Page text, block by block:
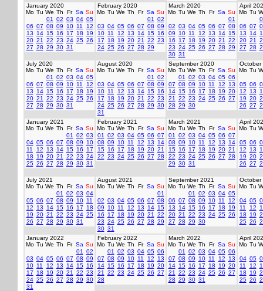
January 2020
Mo Tu We Th Fr Sa Su
01
02 03 04 05
06 07 08 09 10 11
12
13
14 15 16 17 18
19
20 21 22 23 24 25 26
27 28 29 30 31
February 2020
Mo Tu We Th Fr Sa Su
01
02
03 04 05 06 07 08 09
10 11 12 13 14 15 16
17
18 19 20 21 22 23
24 25 26 27 28 29
March 2020
Mo Tu We Th Fr Sa Su
01
02 03 04 05 06 07 08
09
10 11 12 13 14 15
16
17 18 19 20 21
22
23 24 25 26 27 28 29
30 31
April
Mo Tu
06 07
13
14
20 21
27 28
July 2020
Mo Tu We Th Fr Sa Su
01
02 03 04 05
06 07 08 09 10 11
12
13
14 15 16 17 18
19
20 21 22 23 24 25 26
27 28 29 30 31
August 2020
Mo Tu We Th Fr Sa Su
01
02
03 04 05 06 07 08 09
10 11 12 13 14 15 16
17
18 19 20 21 22 23
24 25 26 27 28 29 30
31
September 2020
Mo Tu We Th Fr Sa Su
01
02 03 04 05 06
07 08 09 10 11 12
13
14 15 16 17 18 19 20
21
22 23 24 25 26 27
28 29 30
October
Mo Tu
05 06
12
13
19 20
26 27
January 2021
Mo Tu We Th Fr Sa Su
01
02 03
04 05 06 07 08 09
10
11
12 13 14 15 16
17
18
19 20 21 22 23 24
25 26 27 28 29 30 31
February 2021
Mo Tu We Th Fr Sa Su
01
02 03 04 05 06 07
08 09 10 11 12 13
14
15 16 17 18 19 20 21
22 23 24 25 26 27 28
March 2021
Mo Tu We Th Fr Sa Su
01
02 03 04 05 06 07
08 09 10 11 12 13
14
15 16 17 18 19 20 21
22 23 24 25 26 27 28
29 30 31
April
Mo Tu
05 06
12
13
19 20
26 27
July 2021
Mo Tu We Th Fr Sa Su
01
02 03 04
05 06 07 08 09 10 11
12
13 14 15 16 17
18
19 20 21 22 23 24 25
26 27 28 29 30 31
August 2021
Mo Tu We Th Fr Sa Su
01
02 03 04 05 06 07 08
09
10 11 12 13 14 15
16
17 18 19 20 21
22
23 24 25 26 27 28 29
30 31
September 2021
Mo Tu We Th Fr Sa Su
01
02 03 04 05
06 07 08 09 10 11
12
13
14 15 16 17 18
19
20 21 22 23 24 25 26
27 28 29 30
October
Mo Tu
04 05
11
12
18
19
25 26
January 2022
Mo Tu We Th Fr Sa Su
01
02
03 04 05 06 07 08 09
10 11 12 13 14 15 16
17
18 19 20 21 22 23
24 25 26 27 28 29 30
31
February 2022
Mo Tu We Th Fr Sa Su
01
02 03 04 05 06
07 08 09 10 11 12
13
14 15 16 17 18 19 20
21
22 23 24 25 26 27
28
March 2022
Mo Tu We Th Fr Sa Su
01
02 03 04 05 06
07 08 09 10 11 12
13
14 15 16 17 18 19 20
21
22 23 24 25 26 27
28 29 30 31
April
Mo Tu
04 05
11
12
18
19
25 26